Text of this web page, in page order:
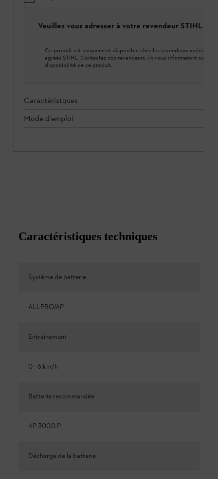
Veuillez vous adresser à votre revendeur STIHL
Ce produit est uniquement disponible chez les revendeurs spécialisés
agréés STIHL. Contactez nos revendeurs, ils vous informeront sur la
disponibilité de ce produit.
Caractéristques
Mode d'emploi
Caractéristiques techniques
Système de batterie
ALLPRO/AP
Entraînement
0 - 6 km/h
Batterie recommandée
AP 300.0 P
Décharge de la batterie